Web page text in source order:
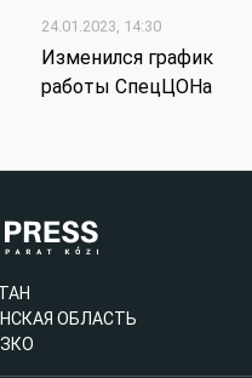
24.01.2023, 14:30
Изменился график
работы СпецЦОНа
ОБЛАСТЬ